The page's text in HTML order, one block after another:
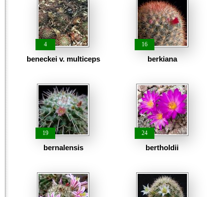
4
beneckei v. multiceps
16
berkiana
19
bernalensis
24
bertholdii